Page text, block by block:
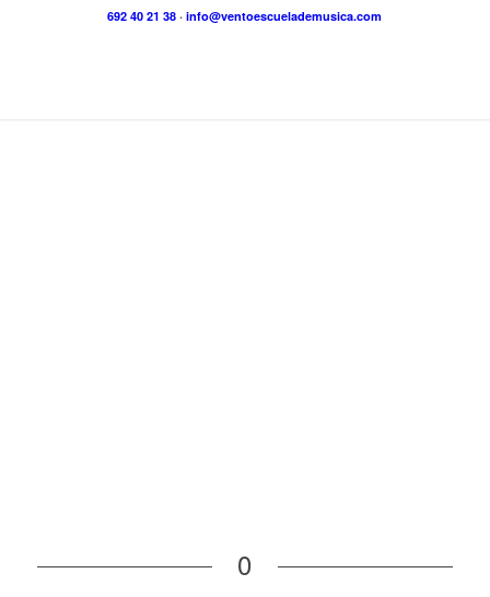
692 40 21 38 ·info@ventoescuelademusica.com
0